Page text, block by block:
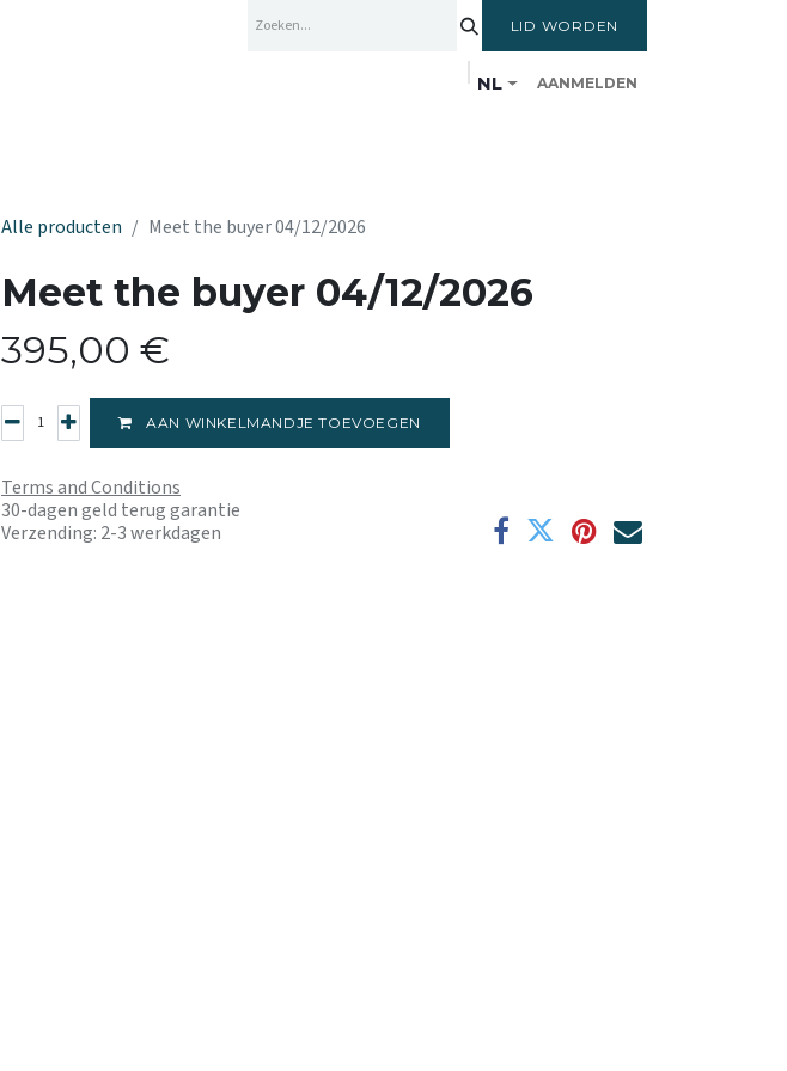
LID WORDEN
NL AANMELDEN
Alle producten Meet the buyer 04/12/2026
Meet the buyer 04/12/2026
395,00 €
AAN WINKELMANDJE TOEVOEGEN
Terms and Conditions
30-dagen geld terug garantie
Verzending: 2-3 werkdagen